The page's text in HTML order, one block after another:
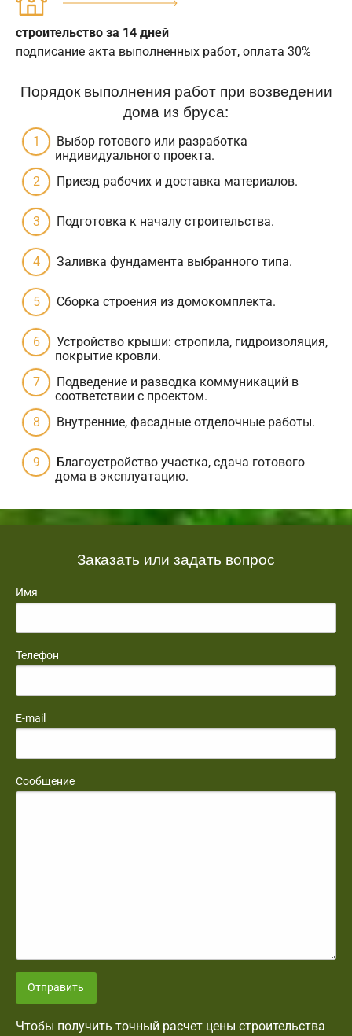
строительство за 14 дней
подписание акта выполненных работ, оплата 30%
Порядок выполнения работ при возведении
дома из бруса:
Выбор готового или разработка
индивидуального проекта.
Приезд рабочих и доставка материалов.
Подготовка к началу строительства.
Заливка фундамента выбранного типа.
Сборка строения из домокомплекта.
Устройство крыши: стропила, гидроизоляция,
покрытие кровли.
Подведение и разводка коммуникаций в
соответствии с проектом.
Внутренние, фасадные отделочные работы.
Благоустройство участка, сдача готового
дома в эксплуатацию.
Заказать или задать вопрос
Имя
Телефон
E-mail
Сообщение
Отправить
Чтобы получить точный расчет цены строительства